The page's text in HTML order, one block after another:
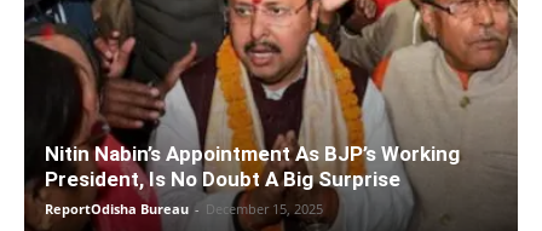
Nitin Nabin’s Appointment As BJP’s Working
President, Is No Doubt A Big Surprise
ReportOdisha Bureau - December 15, 2025